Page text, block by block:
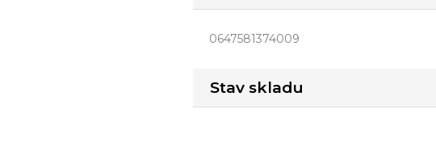
0647581374009
Stav skladu